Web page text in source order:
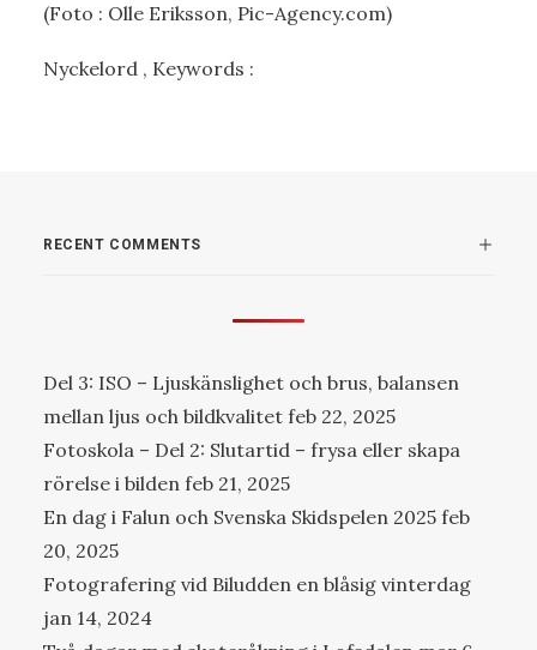
(Foto : Olle Eriksson, Pic-Agency.com)
Nyckelord , Keywords :
RECENT COMMENTS
Del 3: ISO – Ljuskänslighet och brus, balansen
mellan ljus och bildkvalitet feb 22, 2025
Fotoskola – Del 2: Slutartid – frysa eller skapa
rörelse i bilden feb 21, 2025
En dag i Falun och Svenska Skidspelen 2025 feb
20, 2025
Fotografering vid Biludden en blåsig vinterdag
jan 14, 2024